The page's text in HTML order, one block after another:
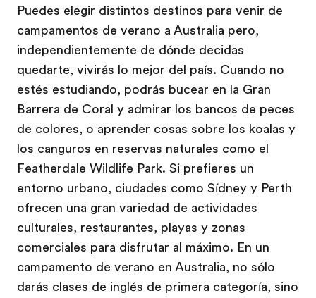
Puedes elegir distintos destinos para venir de
campamentos de verano a Australia pero,
independientemente de dónde decidas
quedarte, vivirás lo mejor del país. Cuando no
estés estudiando, podrás bucear en la Gran
Barrera de Coral y admirar los bancos de peces
de colores, o aprender cosas sobre los koalas y
los canguros en reservas naturales como el
Featherdale Wildlife Park. Si prefieres un
entorno urbano, ciudades como Sídney y Perth
ofrecen una gran variedad de actividades
culturales, restaurantes, playas y zonas
comerciales para disfrutar al máximo. En un
campamento de verano en Australia, no sólo
darás clases de inglés de primera categoría, sino